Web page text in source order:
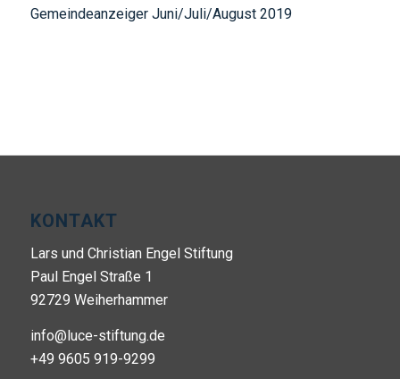
Gemeindeanzeiger Juni/Juli/August 2019
KONTAKT
Lars und Christian Engel Stiftung
Paul Engel Straße 1
92729 Weiherhammer
info@luce-stiftung.de
+49 9605 919-9299